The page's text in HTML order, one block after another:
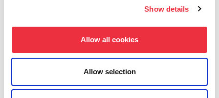
Show details
Allow all cookies
Allow selection